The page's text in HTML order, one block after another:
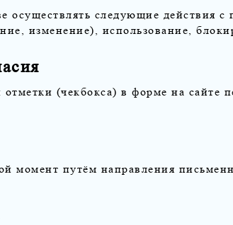
осуществлять следующие действия
изменение), использование,
(чекбокса) в форме на сайте
момент путём направления